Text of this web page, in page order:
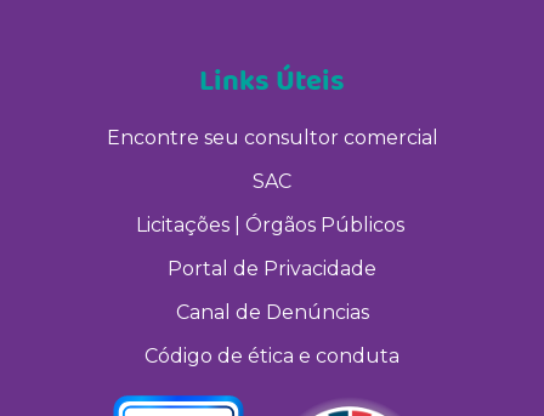
Links Úteis
Encontre seu consultor comercial
SAC
Licitações | Órgãos Públicos
Portal de Privacidade
Canal de Denúncias
Código de ética e conduta